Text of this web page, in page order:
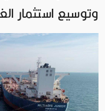
وتوسيع استثمار